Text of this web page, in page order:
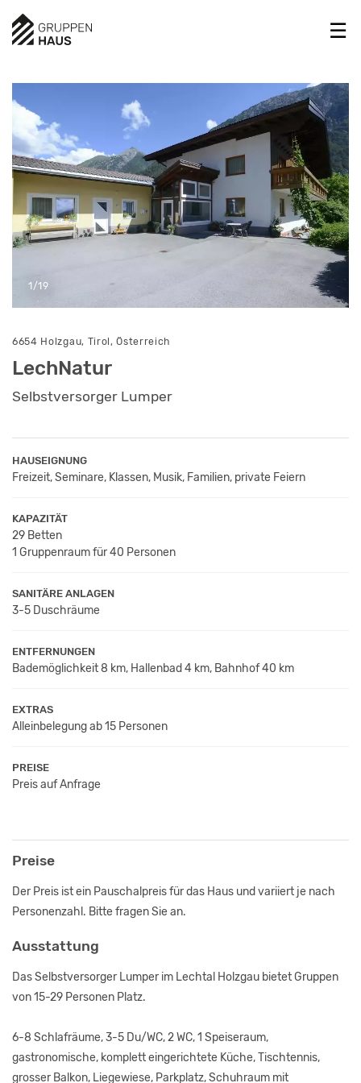
1/19
6654 Holzgau, Tirol, Österreich
LechNatur
Selbstversorger Lumper
HAUSEIGNUNG
Freizeit, Seminare, Klassen, Musik, Familien, private Feiern
KAPAZITÄT
29 Betten
1 Gruppenraum für 40 Personen
SANITÄRE ANLAGEN
3-5 Duschräume
ENTFERNUNGEN
Bademöglichkeit 8 km, Hallenbad 4 km, Bahnhof 40 km
EXTRAS
Alleinbelegung ab 15 Personen
PREISE
Preis auf Anfrage
Preise
Der Preis ist ein Pauschalpreis für das Haus und variiert je nach
Personenzahl. Bitte fragen Sie an.
Ausstattung
Das Selbstversorger Lumper im Lechtal Holzgau bietet Gruppen
von 15-29 Personen Platz.
6-8 Schlafräume, 3-5 Du/WC, 2 WC, 1 Speiseraum,
gastronomische, komplett eingerichtete Küche, Tischtennis,
grosser Balkon, Liegewiese, Parkplatz, Schuhraum mit